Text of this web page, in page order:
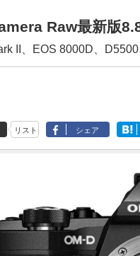
Raw最新版
II、EOS 8000D、
リスト シェア